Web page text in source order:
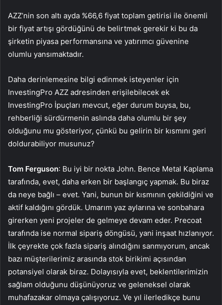
AZZ’nin son altı ayda %66,6 fiyat toplam getirisi ile önemli
bir fiyat artışı gördüğünü de belirtmek gerekir ki bu da
şirketin piyasa performansına ve yatırımcı güvenine
olumlu yansımaktadır.
Daha derinlemesine bilgi edinmek isteyenler için
InvestingPro AZZ adresinden erişilebilecek ek
InvestingPro İpuçları mevcut, eğer durum buysa, bu,
rehberliği sürdürmenin aslında daha olumlu bir şey
olduğunu mu gösteriyor, çünkü bu gelirin bir kısmını geri
doldurabiliyor musunuz?
Tom Ferguson: Bu iyi bir nokta John. Bence Metal Kaplama
tarafında, evet, daha erken bir başlangıç yapmak. Bu biraz
da neye bağlı – evet. Yani, bunun bir kısmının çekildiğini ve
aktif kaldığını gördük. Umarım yaz aylarına ve sonbahara
girerken yeni projeler de gelmeye devam eder. Precoat
tarafında ise normal sipariş döngüsü, yani inşaat hızlanıyor.
İlk çeyrekte çok fazla sipariş alındığını sanmıyorum, ancak
bazı müşterilerimiz arasında stok birikimi açısından
potansiyel olarak biraz. Dolayısıyla evet, beklentilerimizin
sağlam olduğunu düşünüyoruz ve geleneksel olarak
muhafazakar olmaya çalışıyoruz. Ve yıl ilerledikçe bunu